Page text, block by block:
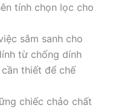
tính chọn lọc cho
sắm sanh cho
từ chống dính
thiết để chế
chiếc chảo chất